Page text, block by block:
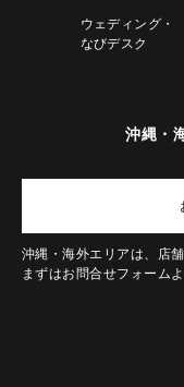
ウェディング・
なびデスク
沖縄・
沖縄・海外エリアは、店
まずはお問合せフォーム